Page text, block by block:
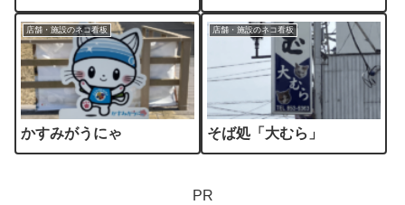
店舗・施設のネコ看板
かすみがうにゃ
店舗・施設のネコ看板
そば処「大むら」
PR